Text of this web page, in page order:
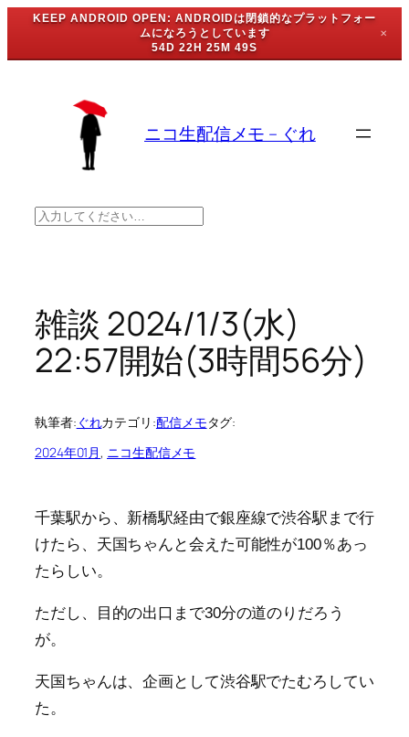
KEEP ANDROID OPEN: ANDROIDは閉鎖的なプラットフォー
ムになろうとしています
54D 22H 25M 49S
✕
ニコ生配信メモ – ぐれ
検
雑談 2024/1/3(水)
22:57開始(3時間56分)
執筆者: ぐれカテゴリ:配信メモタグ:
2024年01月, ニコ生配信メモ
千葉駅から、新橋駅経由で銀座線で渋谷駅まで行
けたら、天国ちゃんと会えた可能性が100％あっ
たらしい。
ただし、目的の出口まで30分の道のりだろう
が。
天国ちゃんは、企画として渋谷駅でたむろしてい
た。